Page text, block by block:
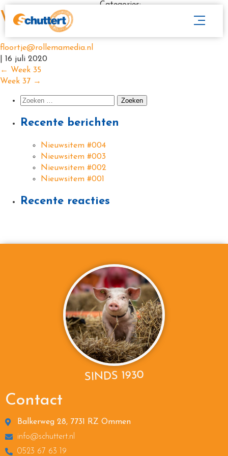
Week 36
floortje@rollemamedia.nl
16 juli 2020
Categories:
← Week 35
Week 37 →
Recente berichten
Nieuwsitem #004
Nieuwsitem #003
Nieuwsitem #002
Nieuwsitem #001
Recente reacties
SINDS 1930
Contact
Balkerweg 28, 7731 RZ Ommen
info@schuttert.nl
0523 67 63 19